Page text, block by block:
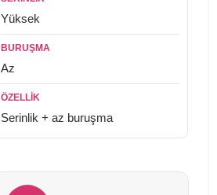
Yüksek
Az
Serinlik + az buruşma